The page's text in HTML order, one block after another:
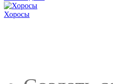
Хоросы